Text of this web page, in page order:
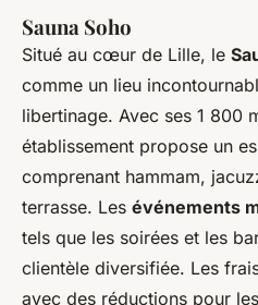
Sauna Soho
Situé au cœur de Lille, le
comme un lieu
libertinage. Avec ses 1 800
établissement propose un
comprenant hammam,
terrasse. Les événements
tels que les soirées et les
clientèle diversifiée. Les
avec des réductions pour